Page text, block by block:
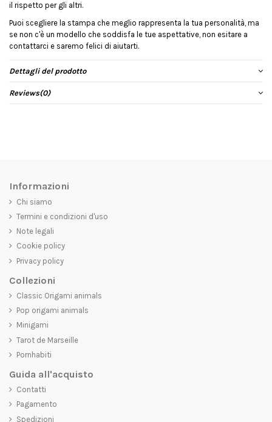
il rispetto per gli altri.
Puoi scegliere la stampa che meglio rappresenta la tua personalità, ma
se non c'è un modello che soddisfa le tue aspettative, non esitare a
contattarci e saremo felici di aiutarti.
Dettagli del prodotto
Reviews(0)
Informazioni
Chi siamo
Termini e condizioni d'uso
Note legali
Cookie policy
Privacy policy
Collezioni
Classic Origami animals
Pop origami animals
Minigami
Tarot de Marseille
Pornhabiti
Guida all'acquisto
Contatti
Pagamento
Spedizioni